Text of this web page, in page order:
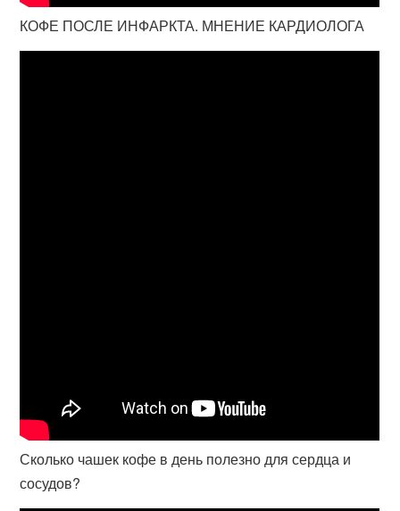
КОФЕ ПОСЛЕ ИНФАРКТА. МНЕНИЕ КАРДИОЛОГА
Сколько чашек кофе в день полезно для сердца и
сосудов?